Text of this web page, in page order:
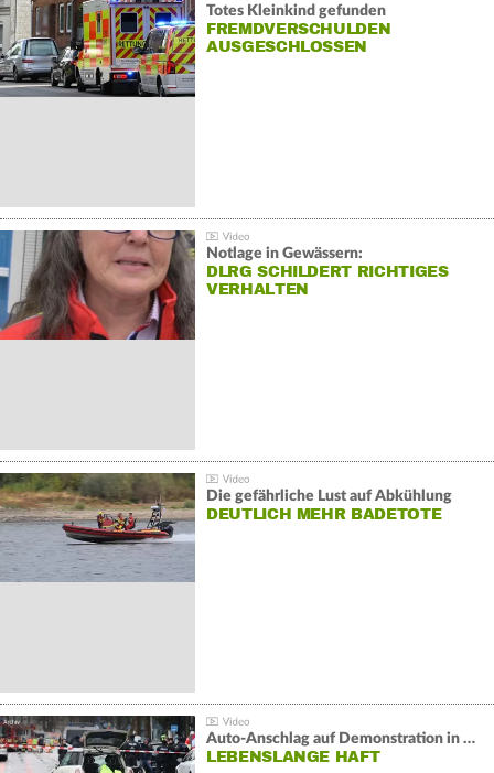
Totes Kleinkind gefunden
FREMDVERSCHULDEN
AUSGESCHLOSSEN
Notlage in Gewässern:
DLRG SCHILDERT RICHTIGES
VERHALTEN
Die gefährliche Lust auf Abkühlung
DEUTLICH MEHR BADETOTE
Auto-Anschlag auf Demonstration in München:
LEBENSLANGE HAFT